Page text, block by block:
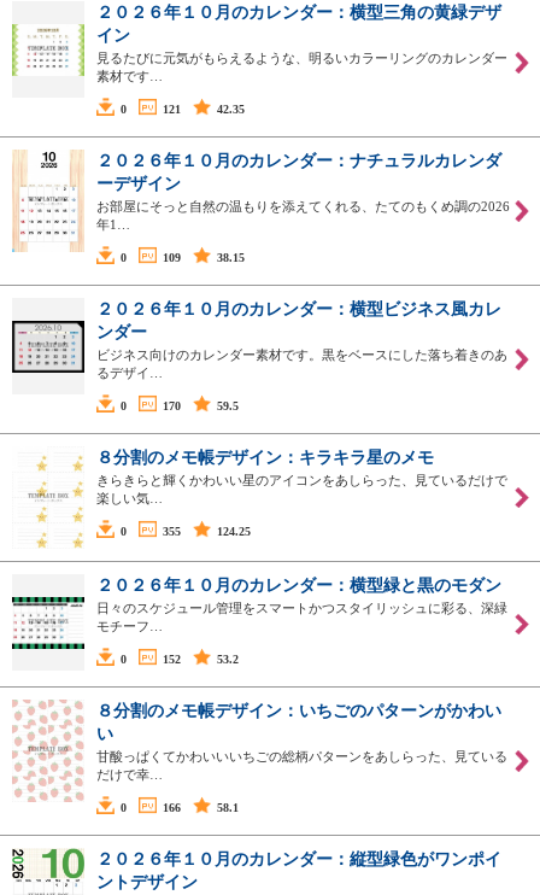
２０２６年１０月のカレンダー：横型三角の黄緑デザ
イン
見るたびに元気がもらえるような、明るいカラーリングのカレンダー
素材です…
0 121 42.35
２０２６年１０月のカレンダー：ナチュラルカレンダ
ーデザイン
お部屋にそっと自然の温もりを添えてくれる、たてのもくめ調の2026
年1…
0 109 38.15
２０２６年１０月のカレンダー：横型ビジネス風カレ
ンダー
ビジネス向けのカレンダー素材です。黒をベースにした落ち着きのあ
るデザイ…
0 170 59.5
８分割のメモ帳デザイン：キラキラ星のメモ
きらきらと輝くかわいい星のアイコンをあしらった、見ているだけで
楽しい気…
0 355 124.25
２０２６年１０月のカレンダー：横型緑と黒のモダン
日々のスケジュール管理をスマートかつスタイリッシュに彩る、深緑
モチーフ…
0 152 53.2
８分割のメモ帳デザイン：いちごのパターンがかわい
い
甘酸っぱくてかわいいいちごの総柄パターンをあしらった、見ている
だけで幸…
0 166 58.1
２０２６年１０月のカレンダー：縦型緑色がワンポイ
ントデザイン